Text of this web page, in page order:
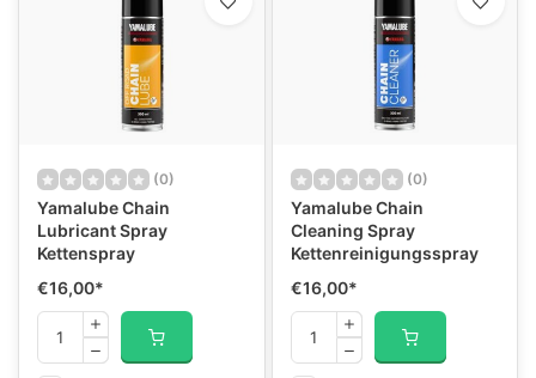
(0)
Yamalube Chain
Lubricant Spray
Kettenspray
€16,00*
(0)
Yamalube Chain
Cleaning Spray
Kettenreinigungsspray
€16,00*